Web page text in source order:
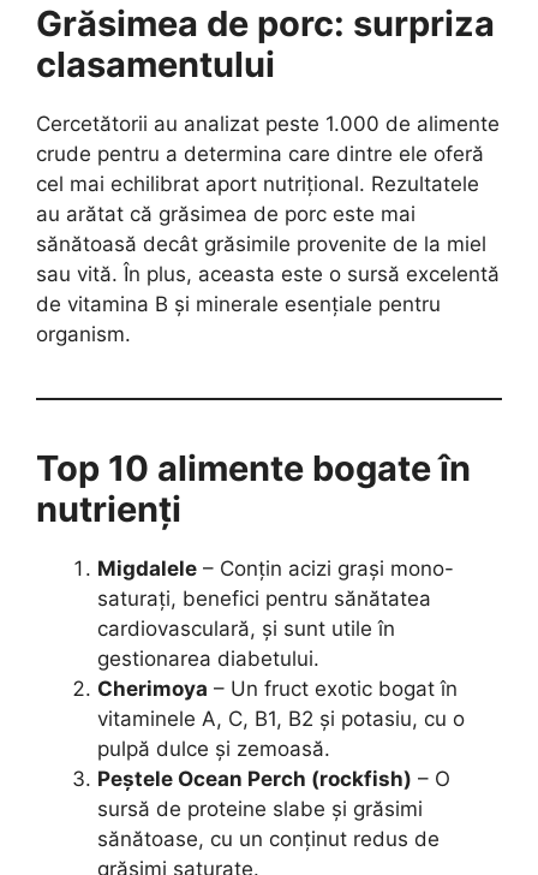
Grăsimea de porc: surpriza
clasamentului
Cercetătorii au analizat peste 1.000 de alimente
crude pentru a determina care dintre ele oferă
cel mai echilibrat aport nutrițional. Rezultatele
au arătat că grăsimea de porc este mai
sănătoasă decât grăsimile provenite de la miel
sau vită. În plus, aceasta este o sursă excelentă
de vitamina B și minerale esențiale pentru
organism.
Top 10 alimente bogate în
nutrienți
Migdalele – Conțin acizi grași mono-
saturați, benefici pentru sănătatea
cardiovasculară, și sunt utile în
gestionarea diabetului.
Cherimoya – Un fruct exotic bogat în
vitaminele A, C, B1, B2 și potasiu, cu o
pulpă dulce și zemoasă.
Peștele Ocean Perch (rockfish) – O
sursă de proteine slabe și grăsimi
sănătoase, cu un conținut redus de
grăsimi saturate.